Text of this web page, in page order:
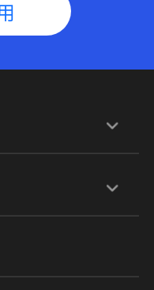
训 兴趣培训
企微SCRM